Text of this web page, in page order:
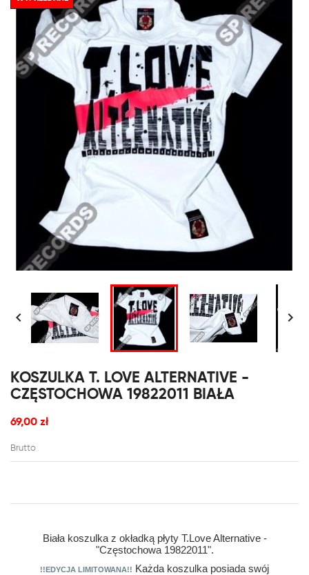
 
KOSZULKA T. LOVE ALTERNATIVE -
CZĘSTOCHOWA 19822011 BIAŁA
69,00 zł
Brutto
Biała koszulka z okładką płyty T.Love Alternative -
"Częstochowa 19822011".
!!EDYCJA LIMITOWANA!! Każda koszulka posiada swój